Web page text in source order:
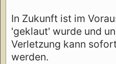
In Zukunft ist im
'geklaut' wurde und
Verletzung kann
werden.